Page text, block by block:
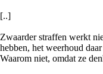
[..]
Zwaarder straffen werkt
hebben, het weerhoud
Waarom niet, omdat ze